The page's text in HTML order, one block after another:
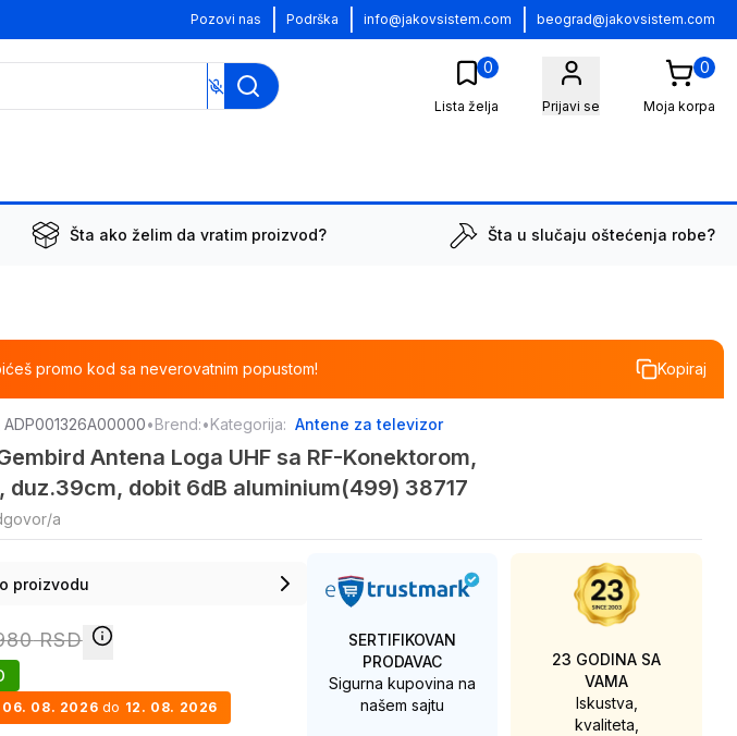
Pozovi nas Podrška info@jakovsistem.com beograd@jakovsistem.com
0
Lista želja Prijavi se
0
Moja korpa
Šta ako želim da vratim proizvod? Šta u slučaju oštećenja robe?
promo kod sa neverovatnim popustom! Kopiraj
ADP001326A00000•Brend:•Kategorija: Antene za televizor
Antena Loga UHF sa RF-Konektorom,
duz.39cm, dobit 6dB aluminium(499) 38717
a
proizvodu
RSD
06. 08. 2026 do 12. 08. 2026
SERTIFIKOVAN
PRODAVAC
Sigurna kupovina na
našem sajtu
23 GODINA SA
VAMA
Iskustva,
kvaliteta,